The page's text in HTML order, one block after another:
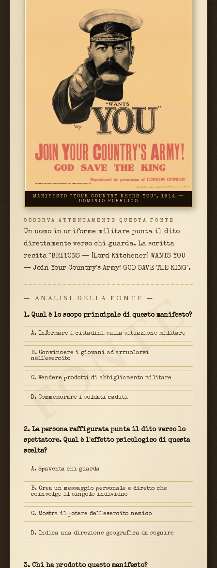
FONTE
MANIFESTO "YOUR COUNTRY NEEDS YOU", 1914 —
DOMINIO PUBBLICO
OSSERVA ATTENTAMENTE QUESTA FONTE
Un uomo in uniforme militare punta il dito
direttamente verso chi guarda. La scritta
recita "BRITONS — [Lord Kitchener] WANTS YOU
— Join Your Country's Army! GOD SAVE THE KING".
— ANALISI DELLA FONTE —
1. Qual è lo scopo principale di questo manifesto?
A. Informare i cittadini sulla situazione militare
B. Convincere i giovani ad arruolarsi
nell'esercito
C. Vendere prodotti di abbigliamento militare
D. Commemorare i soldati caduti
2. La persona raffigurata punta il dito verso lo
spettatore. Qual è l'effetto psicologico di questa
scelta?
A. Spaventa chi guarda
B. Crea un messaggio personale e diretto che
coinvolge il singolo individuo
C. Mostra il potere dell'esercito nemico
D. Indica una direzione geografica da seguire
3. Chi ha prodotto questo manifesto?